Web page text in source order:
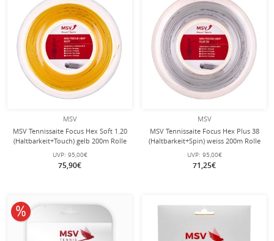
MSV
MSV Tennissaite Focus Hex Soft 1.20
(Haltbarkeit+Touch) gelb 200m Rolle
UVP: 95,00€
75,90€
MSV
MSV Tennissaite Focus Hex Plus 38
(Haltbarkeit+Spin) weiss 200m Rolle
UVP: 95,00€
71,25€
10% reduziert